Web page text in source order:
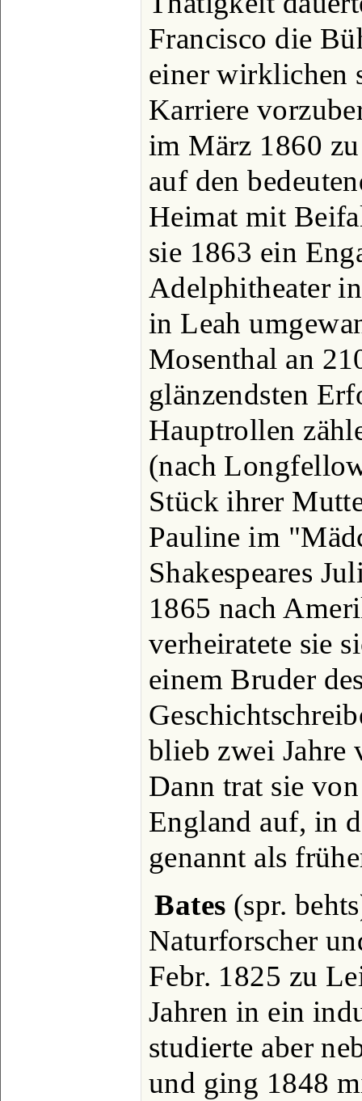
Francisco die
einer wirklichen
Karriere
im März 1860
auf den
Heimat mit
sie 1863 ein
Adelphitheater
in Leah
Mosenthal an
glänzendsten
Hauptrollen
(nach
Stück ihrer
Pauline im
Shakespeares
1865 nach
verheiratete sie
einem Bruder
blieb zwei Jahre
Dann trat sie
England auf, in
genannt als
Bates (spr.
Naturforscher
Febr. 1825 zu
Jahren in ein
studierte aber
und ging 1848